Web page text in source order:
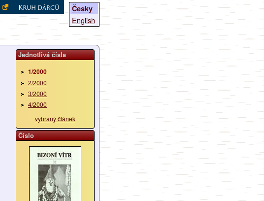
Česky
English
Kruh dárců
Jednotlivá čísla
1/2000
2/2000
3/2000
4/2000
vybraný článek
Číslo